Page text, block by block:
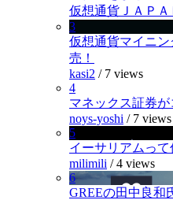
仮想通貨ＪＡＰＡ
3
仮想通貨マイニ
売！
kasi2 / 7 views
4
マネックス証券が
noys-yoshi / 7 views
5
イーサリアムっ
milimili /4 views
6
GREEの田中良和